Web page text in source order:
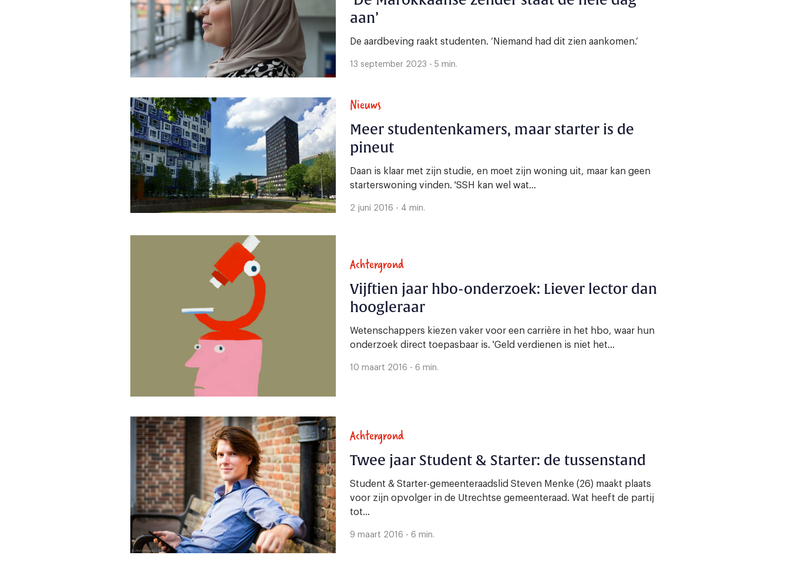
aan’
De aardbeving raakt studenten. ‘Niemand had dit zien aankomen.’
13 september 2023 - 5 min.
Nieuws
Meer studentenkamers, maar starter is de
pineut
Daan is klaar met zijn studie, en moet zijn woning uit, maar kan geen
starterswoning vinden. 'SSH kan wel wat...
2 juni 2016 - 4 min.
Achtergrond
Vijftien jaar hbo-onderzoek: Liever lector dan
hoogleraar
Wetenschappers kiezen vaker voor een carrière in het hbo, waar hun
onderzoek direct toepasbaar is. 'Geld verdienen is niet het...
10 maart 2016 - 6 min.
Achtergrond
Twee jaar Student & Starter: de tussenstand
Student & Starter-gemeenteraadslid Steven Menke (26) maakt plaats
voor zijn opvolger in de Utrechtse gemeenteraad. Wat heeft de partij
tot...
9 maart 2016 - 6 min.